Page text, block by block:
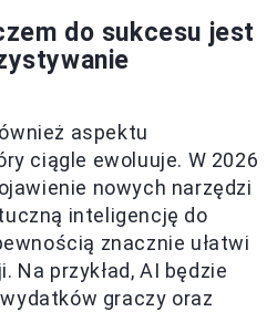
do sukcesu jest
aspektu
ciągle ewoluuje. W 2026
nowych narzędzi
inteligencję do
znacznie ułatwi
Na przykład, AI będzie
graczy oraz